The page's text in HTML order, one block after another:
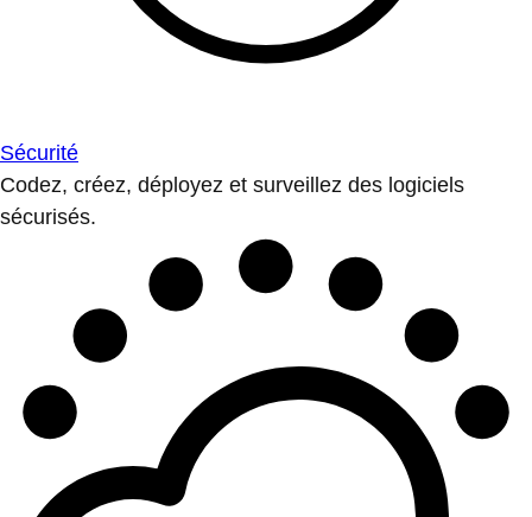
Sécurité
Codez, créez, déployez et surveillez des logiciels
sécurisés.